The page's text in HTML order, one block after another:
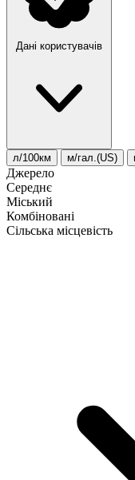
Дані користувачів
л/100км м/гал.(US)
Джерело
Середнє
Міський
Комбіновані
Сільська місцевість